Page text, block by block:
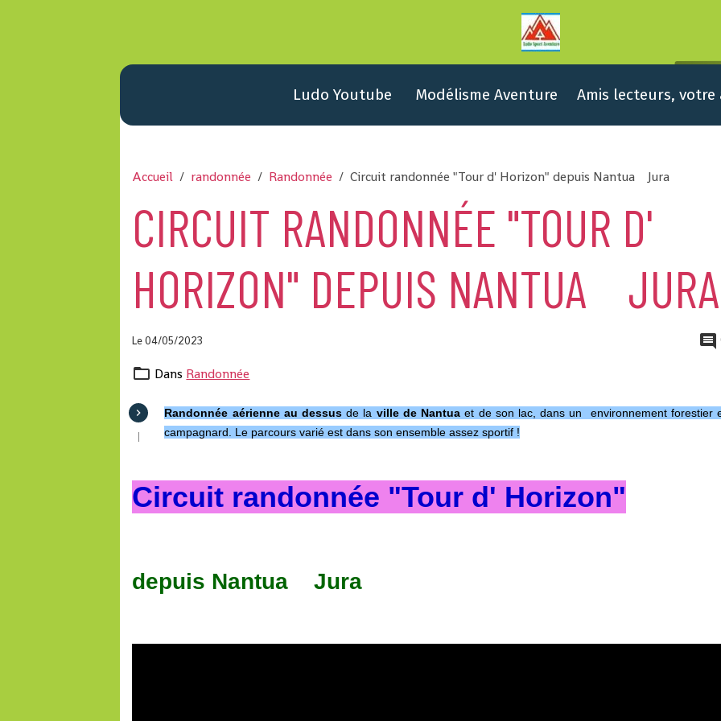
Ludo Youtube Modélisme Aventure Amis lecteurs,
Accueil randonnée Randonnée Circuit randonnée "Tour d' Horizon" depuis Nantua Jura
CIRCUIT RANDONNÉE "TOUR D'
HORIZON" DEPUIS NANTUA JURA
Le 04/05/2023
Dans Randonnée
Randonnée aérienne au dessus de la ville de Nantua et de son lac, dans un environnement forestier
campagnard. Le parcours varié est dans son ensemble assez sportif !
Circuit randonnée "Tour d' Horizon"
depuis Nantua Jura